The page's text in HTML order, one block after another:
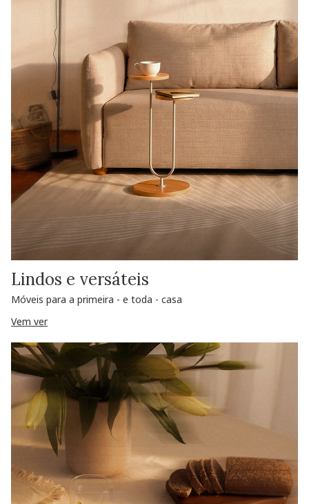
Lindos e versáteis
Móveis para a primeira - e toda - casa
Vem ver